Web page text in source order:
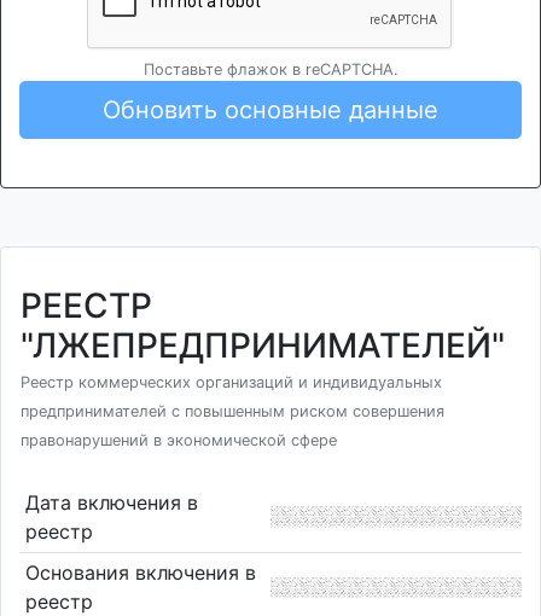
Поставьте флажок в reCAPTCHA.
Обновить основные данные
РЕЕСТР
"ЛЖЕПРЕДПРИНИМАТЕЛЕЙ"
Реестр коммерческих организаций и индивидуальных
предпринимателей с повышенным риском совершения
правонарушений в экономической сфере
Дата включения в
реестр
Основания включения в
реестр